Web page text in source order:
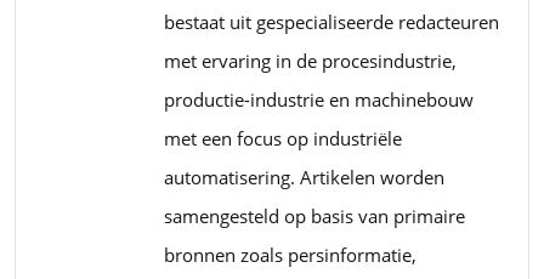
bestaat uit gespecialiseerde redacteuren
met ervaring in de procesindustrie,
productie-industrie en machinebouw
met een focus op industriële
automatisering. Artikelen worden
samengesteld op basis van primaire
bronnen zoals persinformatie,